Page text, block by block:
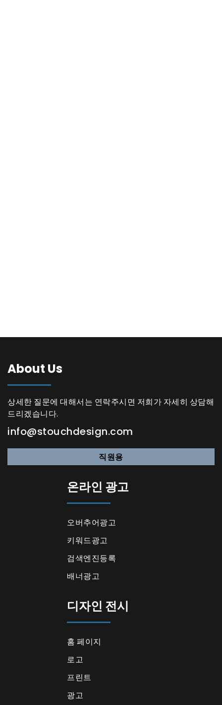
About Us
상세한 질문에 대해서는 연락주시면 저희가 자세히 상담해
드리겠습니다.
info@stouchdesign.com
직원용
온라인 광고
오버추어광고
키워드광고
검색엔진등록
배너광고
디자인 전시
홈 페이지
로고
프린트
광고